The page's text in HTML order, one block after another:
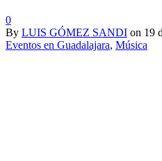
0
By LUIS GÓMEZ SANDI on 19
Eventos en Guadalajara, Música